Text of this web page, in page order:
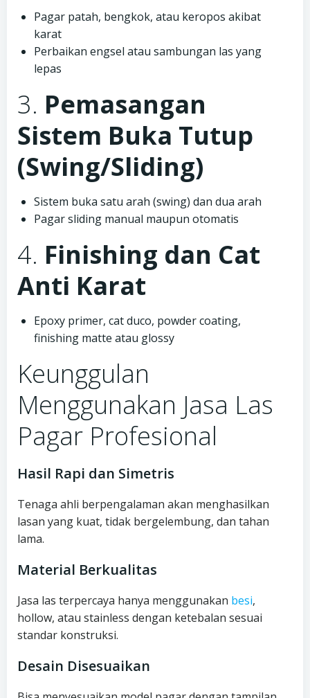
Pagar patah, bengkok, atau keropos akibat
karat
Perbaikan engsel atau sambungan las yang
lepas
3. Pemasangan
Sistem Buka Tutup
(Swing/Sliding)
Sistem buka satu arah (swing) dan dua arah
Pagar sliding manual maupun otomatis
4. Finishing dan Cat
Anti Karat
Epoxy primer, cat duco, powder coating,
finishing matte atau glossy
Keunggulan
Menggunakan Jasa Las
Pagar Profesional
Hasil Rapi dan Simetris
Tenaga ahli berpengalaman akan menghasilkan
lasan yang kuat, tidak bergelembung, dan tahan
lama.
Material Berkualitas
Jasa las terpercaya hanya menggunakan besi,
hollow, atau stainless dengan ketebalan sesuai
standar konstruksi.
Desain Disesuaikan